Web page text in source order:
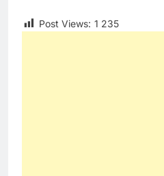
Post Views: 1 235